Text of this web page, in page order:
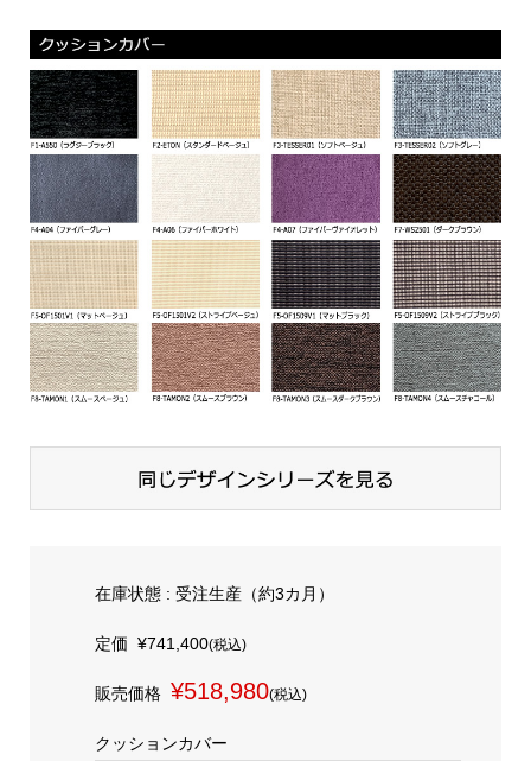
在庫状態 : 受注生産（約3カ月）
定価 ¥741,400(税込)
販売価格 ¥518,980(税込)
クッションカバー